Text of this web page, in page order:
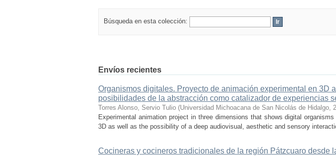
Búsqueda en esta colección:
Envíos recientes
Organismos digitales. Proyecto de animación experimental en 3D
posibilidades de la abstracción como catalizador de experiencias
Torres Alonso, Servio Tulio (Universidad Michoacana de San Nicolás de Hidalgo,
Experimental animation project in three dimensions that shows digital
3D as well as the possibility of a deep audiovisual, aesthetic and sensory
Cocineras y cocineros tradicionales de la región Pátzcuaro desde